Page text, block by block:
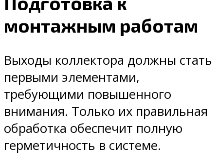
монтажным работам
Выходы коллектора должны стать
первыми элементами,
требующими повышенного
внимания. Только их правильная
обработка обеспечит полную
герметичность в системе.